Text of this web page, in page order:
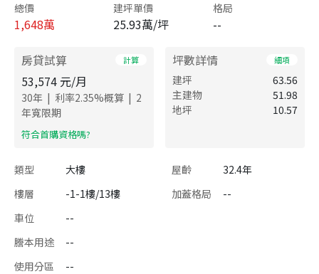
總價
1,648萬
建坪單價
25.93萬/坪
格局
--
房貸試算 計算
53,574 元/月
30年 | 利率2.35%概算 | 2
年寬限期
​符合首購資格嗎?
坪數詳情 細項
建坪
63.56
主建物
51.98
地坪
10.57
類型 大樓 屋齡
32.4年
樓層
-1-1樓/13樓 加蓋格局
--
車位
--
謄本用途
--
使用分區
--